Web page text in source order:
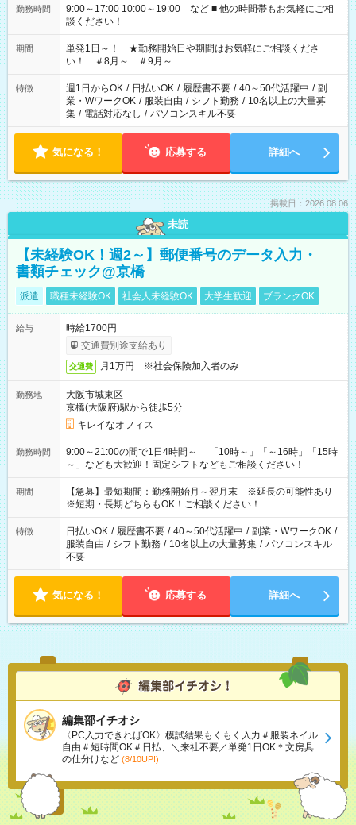
勤務時間
9:00～17:00 10:00～19:00 など ■ 他の時間帯もお気軽にご相
談ください！
期間
単発1日～！ ★勤務開始日や期間はお気軽にご相談くださ
い！ ＃8月～ ＃9月～
特徴 週1日からOK / 日払いOK / 履歴書不要 / 40～50代活躍中 / 副
業・WワークOK / 服装自由 / シフト勤務 / 10名以上の大量募
集 / 電話対応なし / パソコンスキル不要
気になる！ 応募する 詳細へ
掲載日：2026.08.06
未読
【未経験OK！週2～】郵便番号のデータ入力・
書類チェック@京橋
派遣 職種未経験OK 社会人未経験OK 大学生歓迎 ブランクOK
給与
時給1700円
交通費別途支給あり
交通費 月1万円 ※社会保険加入者のみ
勤務地
大阪市城東区
京橋(大阪府)駅から徒歩5分
キレイなオフィス
勤務時間
9:00～21:00の間で1日4時間～ 「10時～」「～16時」「15時
～」なども大歓迎！固定シフトなどもご相談ください！
期間
【急募】最短期間：勤務開始月～翌月末 ※延長の可能性あり
※短期・長期どちらもOK！ご相談ください！
特徴 日払いOK / 履歴書不要 / 40～50代活躍中 / 副業・WワークOK /
服装自由 / シフト勤務 / 10名以上の大量募集 / パソコンスキル
不要
気になる！ 応募する 詳細へ
編集部イチオシ
〈PC入力できればOK〉模試結果もくもく入力＃服装ネイル
自由＃短時間OK＃日払、＼来社不要／単発1日OK＊文房具
の仕分けなど (8/10UP!)